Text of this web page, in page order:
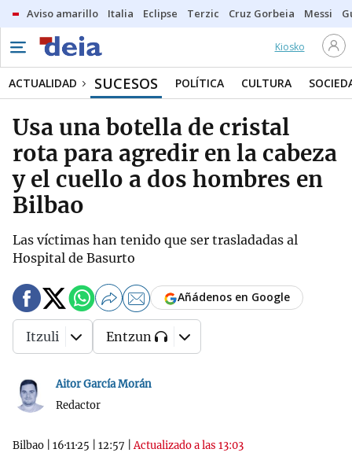
Aviso amarillo Italia Eclipse Terzic Cruz Gorbeia Messi
Kiosko
ACTUALIDAD SUCESOS POLÍTICA CULTURA
Usa una botella de cristal
rota para agredir en la cabeza
y el cuello a dos hombres en
Bilbao
Las víctimas han tenido que ser trasladadas al
Hospital de Basurto
Aitor García Morán
Redactor
Bilbao 16·11·25 12:57 |Actualizado a las 13:03
Añádenos en Google
Itzuli Entzun